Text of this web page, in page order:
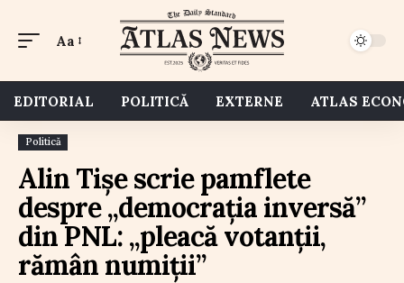
Aa
EDITORIAL POLITICĂ EXTERNE ATLAS
Politică
Alin Tișe scrie pamflete
despre „democrația inversă”
din PNL: „pleacă votanții,
rămân numiții”